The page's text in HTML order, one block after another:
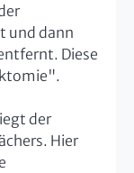
und dann
Diese
der
Hier